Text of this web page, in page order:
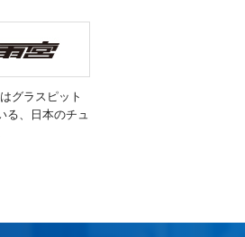
グラスピット
る、日本のチュ